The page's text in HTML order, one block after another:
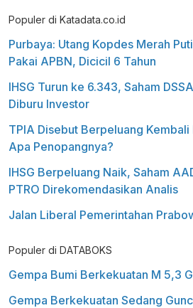
Populer di Katadata.co.id
Purbaya: Utang Kopdes Merah
Pakai APBN, Dicicil 6 Tahun
IHSG Turun ke 6.343, Saham
Diburu Investor
TPIA Disebut Berpeluang Kembali
Apa Penopangnya?
IHSG Berpeluang Naik, Saham
PTRO Direkomendasikan Analis
Jalan Liberal Pemerintahan
Populer di DATABOKS
Gempa Bumi Berkekuatan M 5,3
Gempa Berkekuatan Sedang